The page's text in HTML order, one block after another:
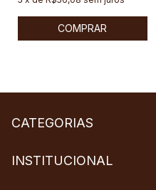
COMPRAR
CATEGORIAS
INSTITUCIONAL